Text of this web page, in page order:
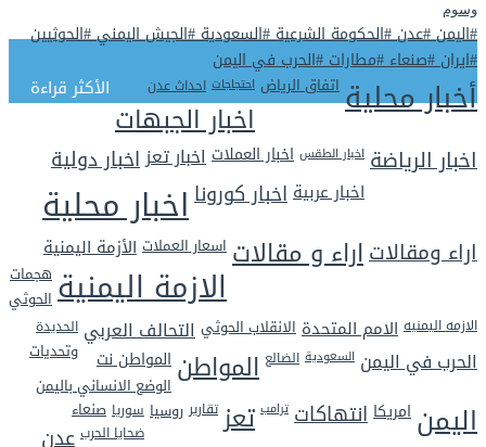
وسوم
#اليمن #عدن #الحكومة الشرعية #السعودية #الجيش اليمني #الحوثيين
#ايران #صنعاء #مطارات #الحرب في اليمن
أخبار محلية اتفاق الرياض احتجاجات احداث عدن
اخبار الجبهات
اخبار الرياضة اخبار الطقس اخبار العملاتاخبار تعزاخبار دولية
اخبار عربيةاخبار كورونااخبار محلية
اراء ومقالاتاراء و مقالات اسعار العملات الأزمة اليمنية
الازمة اليمنية
الازمه اليمنيه الامم المتحدة الانقلاب الحوثي التحالف العربي الحديدة
الحرب في اليمن السعودية الضالع المواطن المواطن نت
الوضع الانساني باليمن
اليمن امريكاانتهاكات ترامب تعز تقارير روسيا سوريا صنعاء
ضحايا الحرب عدن
الأكثر قراءة
هجمات
الحوثي
وتحديات